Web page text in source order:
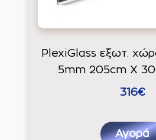
PlexiGlass εξωτ.
5mm 205cm X
316€
Αγορά